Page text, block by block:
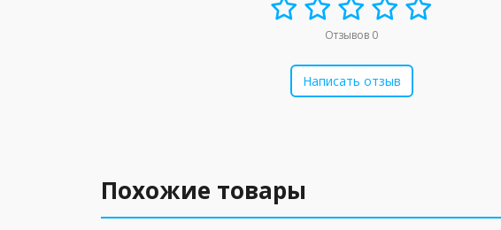
Отзывов 0
Написать отзыв
Похожие товары